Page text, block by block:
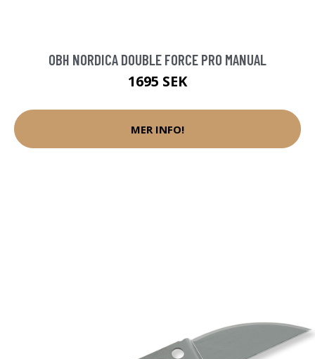
OBH NORDICA DOUBLE FORCE PRO MANUAL
1695 SEK
MER INFO!